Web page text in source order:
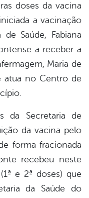
doses da vacina
a vacinação
Saúde, Fabiana
a receber a
Maria de
atua no Centro de
da Secretaria de
da vacina pelo
forma fracionada
recebeu neste
e 2ª doses) que
da Saúde do